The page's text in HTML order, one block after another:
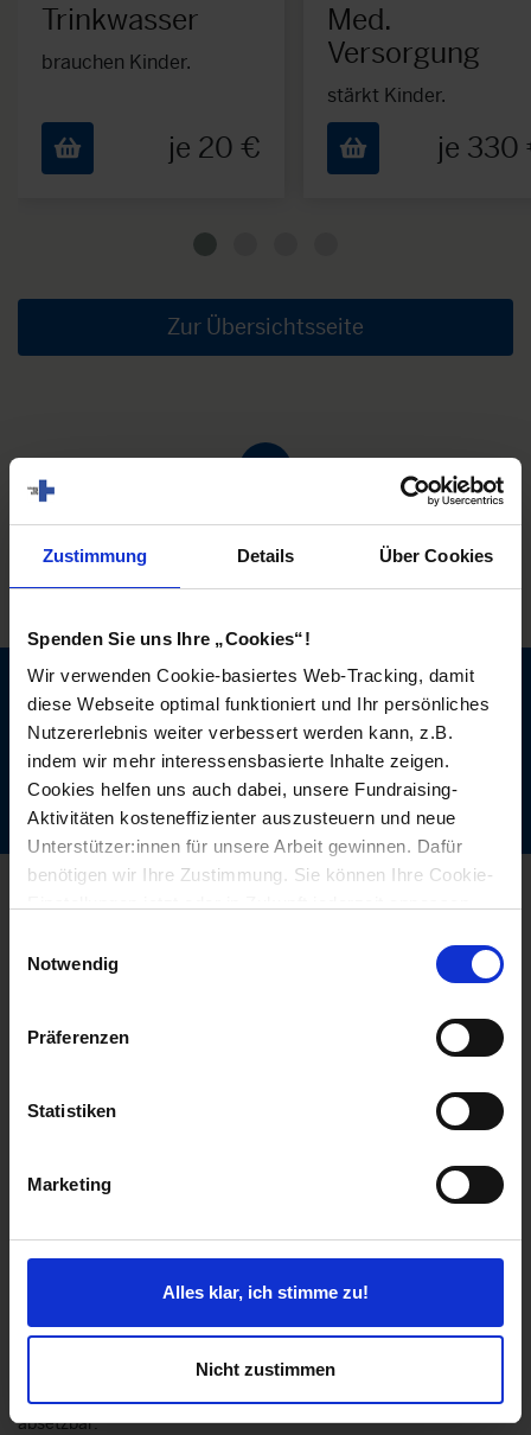
Zustimmung Details Über Cookies
Spenden Sie uns Ihre „Cookies“!
Wir verwenden Cookie-basiertes Web-Tracking, damit
diese Webseite optimal funktioniert und Ihr persönliches
Nutzererlebnis weiter verbessert werden kann, z.B.
indem wir mehr interessensbasierte Inhalte zeigen.
Cookies helfen uns auch dabei, unsere Fundraising-
Aktivitäten kosteneffizienter auszusteuern und neue
Unterstützer:innen für unsere Arbeit gewinnen. Dafür
benötigen wir Ihre Zustimmung. Sie können Ihre Cookie-
Notwendig
Präferenzen
Statistiken
Marketing
Alles klar, ich stimme zu!
Nicht zustimmen
Trinkwasser
brauchen Kinder.
je 20 €
Med.
Versorgung
stärkt Kinder.
je 330
Zur Übersichtsseite
Widerruf
Jetzt Newsletter abonnieren!
Wir sind für Sie da
Dorotheergasse 18
Fax: 01/ 513 93 30-90
Erste Bank
IBAN kopieren
sind vom Finanzamt Wien als gemeinnützige
Organisation seit 1. Jänner 2009 steuerlich
absetzbar.